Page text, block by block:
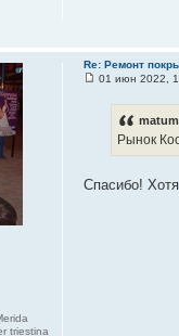
Re: Ремонт
01 июн 2022,
Рынок
Спасибо!
triestina